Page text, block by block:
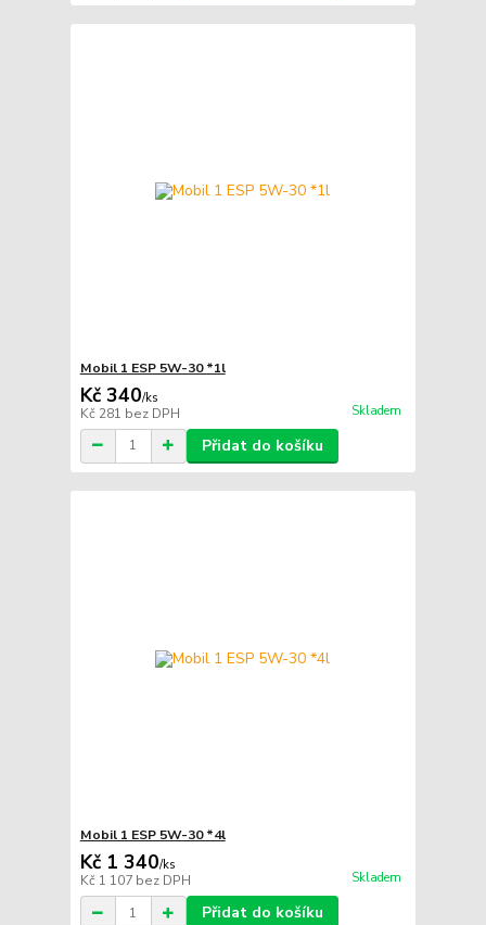
Mobil 1 ESP 5W-30 *1l
Kč 340/ks
Kč 281 bez DPH Skladem
Přidat do košíku
Mobil 1 ESP 5W-30 *4l
Kč 1 340/ks
Kč 1 107 bez DPH Skladem
Přidat do košíku